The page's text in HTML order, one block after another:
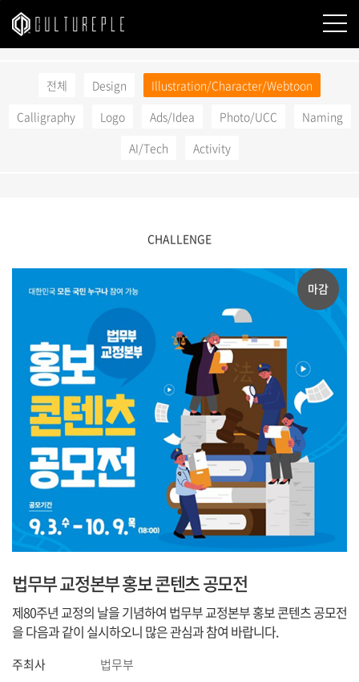
본문바로가기
전체 Design
Illustration/Character/Webtoon
Calligraphy
Logo Ads/Idea Photo/UCC
Naming
AI/Tech
Activity
CHALLENGE
마감
법무부 교정본부 홍보 콘텐츠 공모전
제80주년 교정의 날을 기념하여 법무부 교정본부 홍보 콘텐츠 공모전
을 다음과 같이 실시하오니 많은 관심과 참여 바랍니다.
주최사
법무부